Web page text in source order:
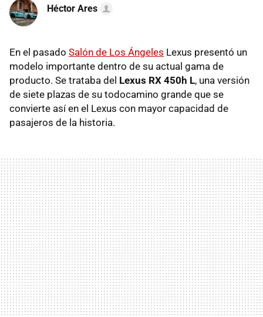
Héctor Ares
En el pasado Salón de Los Ángeles Lexus presentó un
modelo importante dentro de su actual gama de
producto. Se trataba del Lexus RX 450h L, una versión
de siete plazas de su todocamino grande que se
convierte así en el Lexus con mayor capacidad de
pasajeros de la historia.